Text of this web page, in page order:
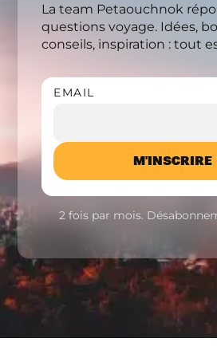
La team Petaouchnok
questions voyage. Idées,
conseils, inspiration : tout
EMAIL
2 fois par mois.